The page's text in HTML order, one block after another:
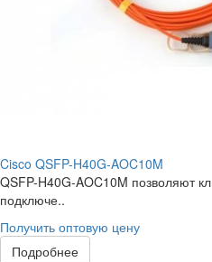
Cisco QSFP-H40G-AOC10M
QSFP-H40G-AOC10M позволяют
подключе..
Получить оптовую цену
Подробнее